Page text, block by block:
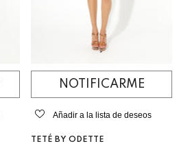
NOTIFICARME
Añadir a la lista de deseos
VENDEDOR:
TETÉ BY ODETTE